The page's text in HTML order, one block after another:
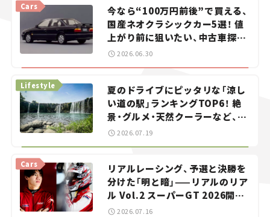
今なら“100万円前後”で買える、
国産ネオクラシックカー5選！ 値
上がり前に狙いたい、中古車探し
をお手伝い――ちょっとイケてるマ
イカー選び #02
Cars
2026.06.30
夏のドライブにピッタリな「涼し
い道の駅」ランキングTOP6！ 絶
景・グルメ・天然クーラーなど、避
暑におすすめのスポットを紹介
Lifestyle
2026.07.19
リアルレーシング、予選と決勝を
分けた「明と暗」——リアルのリア
ル Vol.2 スーパーGT 2026開幕
戦 岡山国際サーキット
Cars
2026.07.16